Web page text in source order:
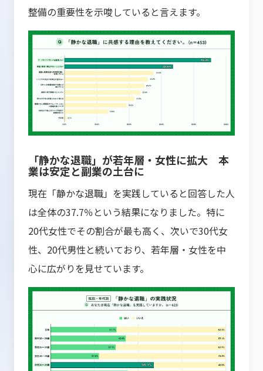
整備の重要性を示唆していると言えます。
「静かな退職」が若年層・女性に拡大 本
業は安定と副業の土台に
現在「静かな退職」を実践していると回答した人
は全体の37.7％という結果になりました。特に
20代女性でその割合が最も高く、次いで30代女
性、20代男性と続いており、若年層・女性を中
心に広がりを見せています。